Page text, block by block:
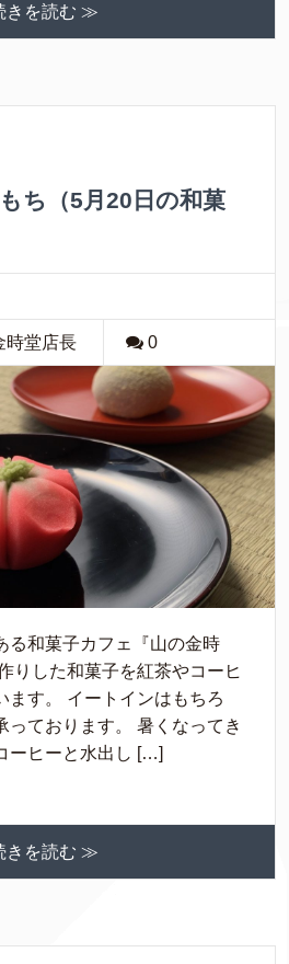
きを読む ≫
ち（5月20日の和菓
時堂店長 0
る和菓子カフェ『山の金時
りした和菓子を紅茶やコーヒ
ます。 イートインはもちろ
っております。 暑くなってき
ーヒーと水出し […]
きを読む ≫